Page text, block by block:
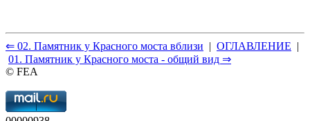
⇐ 02. Памятник у Красного моста вблизи | ОГЛАВЛЕНИЕ |
01. Памятник у Красного моста - общий вид ⇒
© FEA